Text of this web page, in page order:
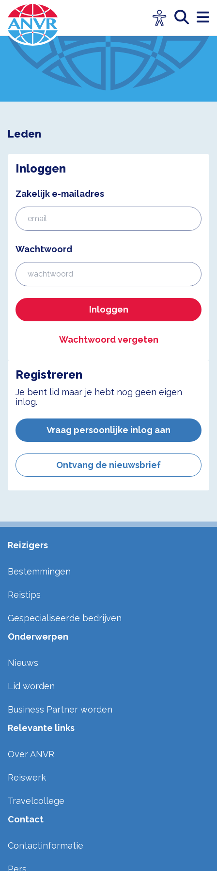
Leden
Inloggen
Zakelijk e-mailadres
Wachtwoord
Inloggen
Wachtwoord vergeten
Registreren
Je bent lid maar je hebt nog geen eigen
inlog.
Vraag persoonlijke inlog aan
Ontvang de nieuwsbrief
Reizigers
Bestemmingen
Reistips
Gespecialiseerde bedrijven
Onderwerpen
Nieuws
Lid worden
Business Partner worden
Relevante links
Over ANVR
Reiswerk
Travelcollege
Contact
Contactinformatie
Pers